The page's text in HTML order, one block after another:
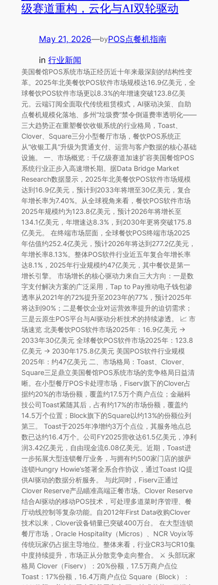
级赛道重构，云化与AI双轮驱动
May 21, 2026—byPOS点餐机指南
in 行业新闻
美国餐馆POS系统市场正经历近十年来最深刻的结构性变
革。2025年北美餐饮POS软件市场规模达16.9亿美元，全
球餐饮POS软件市场更以8.3%的年增速突破123.8亿美
元。云端订阅全面取代传统租赁模式，AI驱动决策、自助
点餐机规模化落地、多州“垃圾费”禁令倒逼费率透明化——
三大趋势正在重塑餐饮收银系统的行业格局，Toast、
Clover、Square三分小型餐厅市场，餐饮POS系统正
从“收银工具”升级为贯通支付、运营与客户数据的核心基础
设施。 一、市场概览：千亿级赛道加速扩容美国餐馆POS
系统行业正步入高速增长期。据Data Bridge Market
Research数据显示，2025年北美餐饮POS软件市场规模
达到16.9亿美元，预计到2033年将增至30亿美元，复合
年增长率为7.40%。从全球视角来看，餐饮POS软件市场
2025年规模约为123.8亿美元，预计2026年将增长至
134.1亿美元，年增速达8.3%，到2030年更将突破175.8
亿美元。 在终端市场层面，全球餐饮POS终端市场2025
年估值约252.4亿美元，预计2026年将达到277.2亿美元，
年增长率8.13%。整体POS软件行业近五年复合年增长率
达8.1%，2025年行业规模约47亿美元，其中餐饮是第一
增长引擎。 市场增长的核心驱动力来自三大方向：一是数
字支付解决方案的广泛采用，Tap to Pay推动电子钱包渗
透率从2021年的72%提升至2023年的77%，预计2025年
将达到90%；二是餐饮企业对运营效率提升的迫切需求；
三是云原生POS平台与AI驱动分析技术的持续渗透。 📈 市
场速览 北美餐饮POS软件市场2025年：16.9亿美元 →
2033年30亿美元 全球餐饮POS软件市场2025年：123.8
亿美元 → 2030年175.8亿美元 美国POS软件行业规模
2025年：约47亿美元 二、市场格局：Toast、Clover、
Square三足鼎立美国餐馆POS系统市场的竞争格局日益清
晰。在小型餐厅POS卡处理市场，Fiserv旗下的Clover占
据约20%的市场份额，覆盖约17.5万个商户点位；金融科
技公司Toast紧随其后，占有约17%的市场份额，覆盖约
14.5万个位置；Block旗下的Square以约13%的份额位列
第三。 Toast于2025年净增约3万个点位，其服务地点总
数已达约16.4万个。公司FY2025营收达61.5亿美元，净利
润3.42亿美元，自由现金流6.08亿美元。近期，Toast进
一步拓展大型连锁餐厅业务，与拥有约500家门店的披萨
连锁Hungry Howie’s签署全系合作协议，通过Toast IQ提
供AI驱动的数据分析服务。 与此同时，Fiserv正通过
Clover Reserve产品瞄准高端正餐市场。Clover Reserve
结合AI驱动的移动POS技术，可处理多道菜时序管理、餐
厅动线控制等复杂功能。自2012年First Data收购Clover
技术以来，Clover设备销量已突破400万台。 在大型连锁
餐厅市场，Oracle Hospitality（Micros）、NCR Voyix等
传统玩家仍占据主导地位。整体来看，行业CR3与CR10集
中度持续提升，市场正从分散竞争走向整合。 ⚔️ 头部玩家
格局 Clover（Fiserv）：20%份额，17.5万商户点位
Toast：17%份额，16.4万商户点位 Square（Block）：